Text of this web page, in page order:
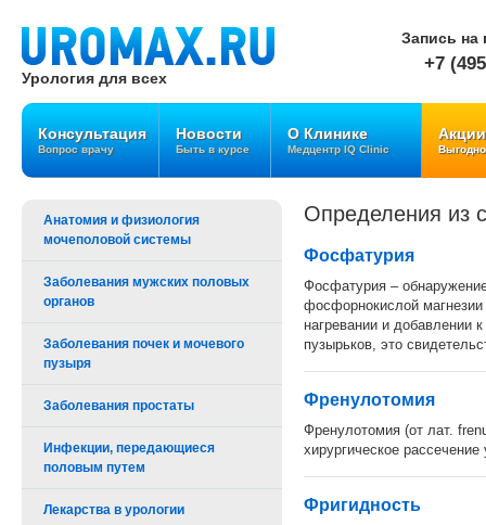
Урология для всех
Запись на
+7
Консультация
Вопрос врачу
Новости
Быть в курсе
О Клинике
Медцентр IQ Clinic
Акции
Анатомия и физиология
мочеполовой системы
Заболевания мужских половых
органов
Заболевания почек и мочевого
пузыря
Заболевания простаты
Инфекции, передающиеся
половым путем
Лекарства в урологии
Определения из
Фосфатурия
Фосфатурия –
фосфорнокислой
нагревании и добавлении
пузырьков, это
Френулотомия
Френулотомия (от лат.
хирургическое
Фригидность